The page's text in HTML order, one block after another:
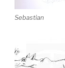
Sebastian